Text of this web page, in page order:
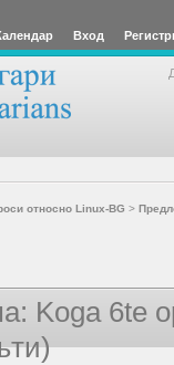
Вход
относно Linux-BG >
Koga 6te